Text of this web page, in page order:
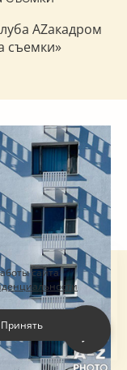
AZакадром
съемки»
сайта
Принять